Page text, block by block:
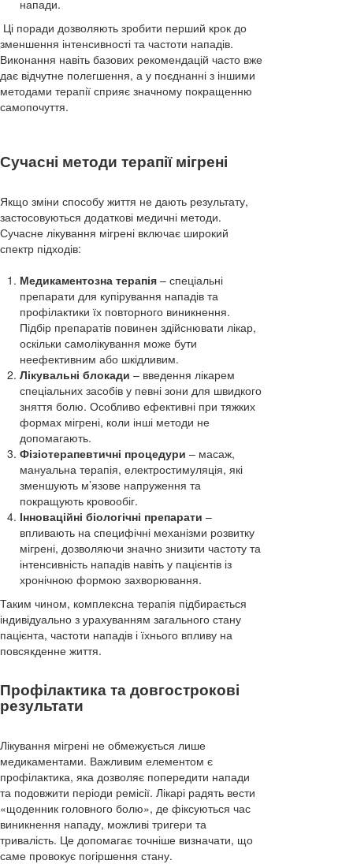
напади.
Ці поради дозволяють зробити перший крок до
зменшення інтенсивності та частоти нападів.
Виконання навіть базових рекомендацій часто вже
дає відчутне полегшення, а у поєднанні з іншими
методами терапії сприяє значному покращенню
самопочуття.
Сучасні методи терапії мігрені
Якщо зміни способу життя не дають результату,
застосовуються додаткові медичні методи.
Сучасне лікування мігрені включає широкий
спектр підходів:
Медикаментозна терапія – спеціальні
препарати для купірування нападів та
профілактики їх повторного виникнення.
Підбір препаратів повинен здійснювати лікар,
оскільки самолікування може бути
неефективним або шкідливим.
Лікувальні блокади – введення лікарем
спеціальних засобів у певні зони для швидкого
зняття болю. Особливо ефективні при тяжких
формах мігрені, коли інші методи не
допомагають.
Фізіотерапевтичні процедури – масаж,
мануальна терапія, електростимуляція, які
зменшують м’язове напруження та
покращують кровообіг.
Інноваційні біологічні препарати –
впливають на специфічні механізми розвитку
мігрені, дозволяючи значно знизити частоту та
інтенсивність нападів навіть у пацієнтів із
хронічною формою захворювання.
Таким чином, комплексна терапія підбирається
індивідуально з урахуванням загального стану
пацієнта, частоти нападів і їхнього впливу на
повсякденне життя.
Профілактика та довгострокові
результати
Лікування мігрені не обмежується лише
медикаментами. Важливим елементом є
профілактика, яка дозволяє попередити напади
та подовжити періоди ремісії. Лікарі радять вести
«щоденник головного болю», де фіксуються час
виникнення нападу, можливі тригери та
тривалість. Це допомагає точніше визначати, що
саме провокує погіршення стану.